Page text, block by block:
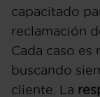
capacitado
reclamación
Cada caso es
buscando
cliente. La